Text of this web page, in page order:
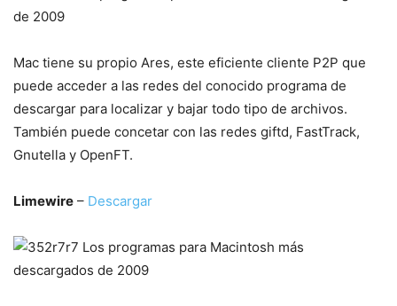
Mac tiene su propio Ares, este eficiente cliente P2P que
puede acceder a las redes del conocido programa de
descargar para localizar y bajar todo tipo de archivos.
También puede concetar con las redes giftd, FastTrack,
Gnutella y OpenFT.
Limewire – Descargar